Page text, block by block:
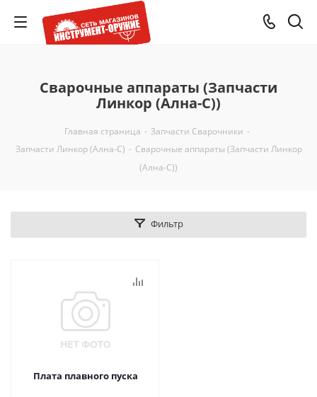
Сварочные аппараты (Запчасти
Линкор (Ална-С))
Главная страница - Запчасти Сварочники -
Запчасти Линкор (Ална-С) - Сварочные аппараты (Запчасти Линкор
(Ална-С))
Фильтр
Плата плавного пуска